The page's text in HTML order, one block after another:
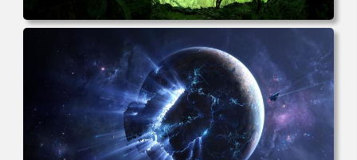
电脑壁纸 电子游戏 古墓丽影 屏幕截图 风景 丛林 电脑桌面
高清壁纸 壁纸下载 壁纸大全